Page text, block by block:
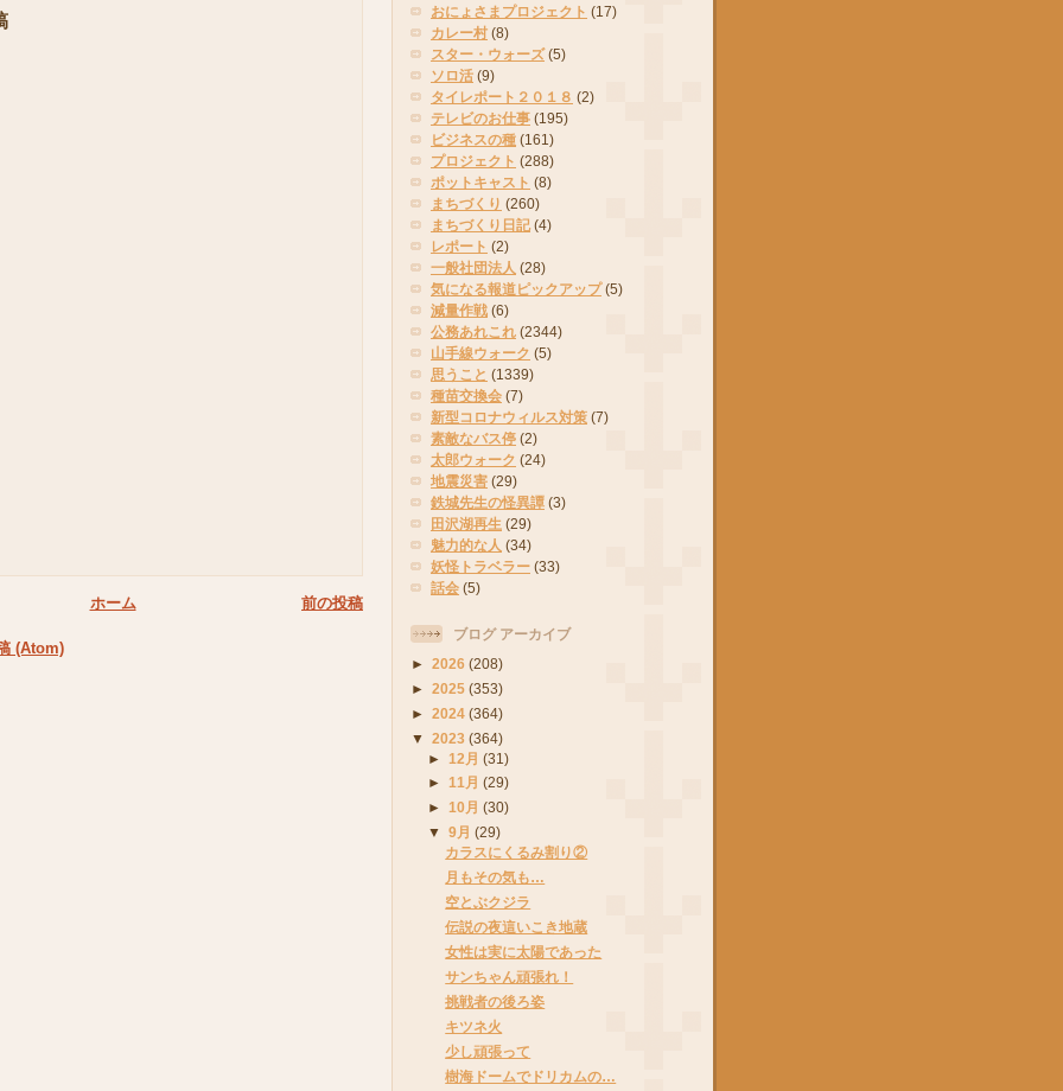
前の投稿
ホーム
(Atom)
おにょさまプロジェクト (17)
カレー村 (8)
スター・ウォーズ (5)
ソロ活 (9)
タイレポート２０１８ (2)
テレビのお仕事 (195)
ビジネスの種 (161)
プロジェクト (288)
ポットキャスト (8)
まちづくり (260)
まちづくり日記 (4)
レポート (2)
一般社団法人 (28)
気になる報道ピックアップ (5)
減量作戦 (6)
公務あれこれ (2344)
山手線ウォーク (5)
思うこと (1339)
種苗交換会 (7)
新型コロナウィルス対策 (7)
素敵なバス停 (2)
太郎ウォーク (24)
地震災害 (29)
鉄城先生の怪異譚 (3)
田沢湖再生 (29)
魅力的な人 (34)
妖怪トラベラー (33)
話会 (5)
ブログ アーカイブ
► 2026 (208)
► 2025 (353)
► 2024 (364)
▼ 2023 (364)
► 12月(31)
► 11月(29)
► 10月(30)
▼9月(29)
カラスにくるみ割り②
月もその気も…
空とぶクジラ
伝説の夜這いこき地蔵
女性は実に太陽であった
サンちゃん頑張れ！
挑戦者の後ろ姿
キツネ火
少し頑張って
樹海ドームでドリカムの…